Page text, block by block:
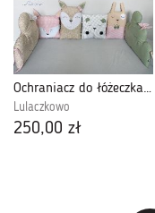
Ochraniacz do łóżeczka zwierzątka beż-róż-oli
Lulaczkowo
250,00 zł